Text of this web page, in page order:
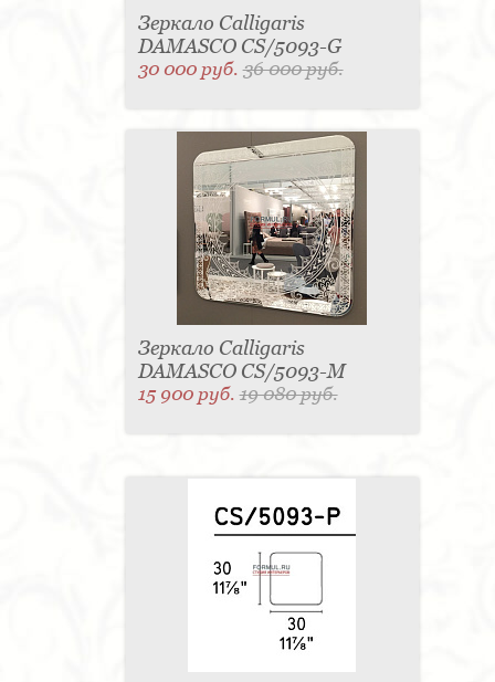
Зеркало Calligaris
DAMASCO CS/5093-G
30 000 руб.36 000 руб.
Зеркало Calligaris
DAMASCO CS/5093-M
15 900 руб.19 080 руб.